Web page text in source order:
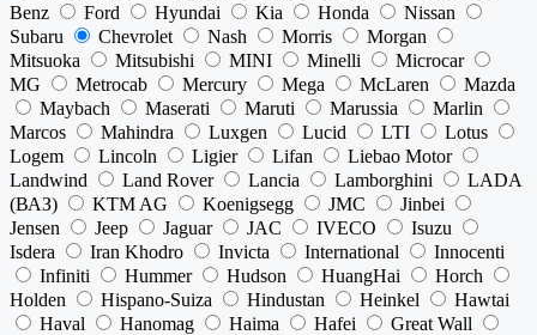
Benz
Ford Hyundai Kia Honda
Nissan
Subaru
Chevrolet Nash Morris
Morgan
Mitsuoka
Mitsubishi MINI Minelli
Microcar
MG
Metrocab Mercury Mega McLaren
Mazda
Maybach
Maserati Maruti Marussia
Marlin
Marcos
Mahindra Luxgen Lucid LTI
Lotus
Logem
Lincoln Ligier Lifan
Liebao Motor
Landwind
Land Rover Lancia Lamborghini
LADA
(ВАЗ)
KTM AG Koenigsegg JMC
Jinbei
Jensen
Jeep Jaguar JAC IVECO
Isuzu
Isdera
Iran Khodro Invicta International
Innocenti
Infiniti
Hummer Hudson HuangHai
Horch
Holden
Hispano-Suiza Hindustan Heinkel
Hawtai
Haval
Hanomag Haima Hafei
Great Wall